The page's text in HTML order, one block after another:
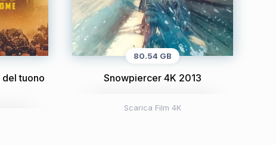
tuono
80.54 GB
Snowpiercer 4K 2013
Scarica Film 4K